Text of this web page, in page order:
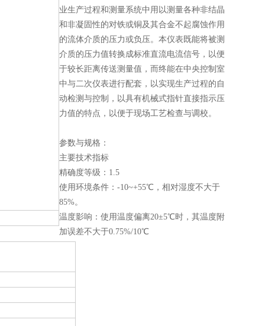
业生产过程和测量系统中用以测量各种非结晶
和非凝固性的对铁或铜及其合金不起腐蚀作用
的流体介质的压力或负压。本仪表既能将被测
介质的压力值转换成标准直流电流信号，以便
于较长距离传送测量值，而终能在中央控制室
中与二次仪表进行配套，以实现生产过程的自
动检测与控制，以具有机械式指针直接指示压
力值的特点，以便于现场工艺检查与调校。
参数与规格：
主要技术指标
精确度等级：1.5
使用环境条件：-10~+55℃，相对湿度不大于
85%。
温度影响：使用温度偏离20±5℃时，其温度附
加误差不大于0.75%/10℃